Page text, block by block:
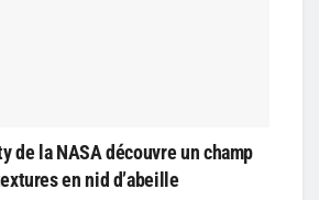
de la NASA découvre un champ
en nid d’abeille